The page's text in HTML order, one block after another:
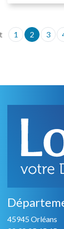
1 2 3
45945 Orléans